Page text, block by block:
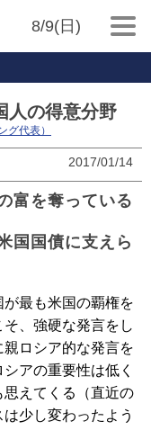
8/9(日)
人の得意分野
グ代表）
2017/01/14
富を奪っている
国国債に支えら
最も米国の覇権を
、強硬な発言をし
ロシア的な発言を
アの重要性は低く
えてくる（直近の
少し変わったよう